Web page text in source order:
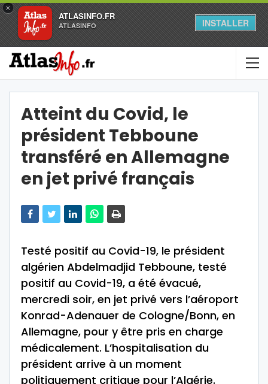
×
ATLASINFO.FR
ATLASINFO INSTALLER
Atteint du Covid, le
président Tebboune
transféré en Allemagne
en jet privé français
Testé positif au Covid-19, le président
algérien Abdelmadjid Tebboune, testé
positif au Covid-19, a été évacué,
mercredi soir, en jet privé vers l’aéroport
Konrad-Adenauer de Cologne/Bonn, en
Allemagne, pour y être pris en charge
médicalement. L’hospitalisation du
président arrive à un moment
politiquement critique pour l’Algérie.